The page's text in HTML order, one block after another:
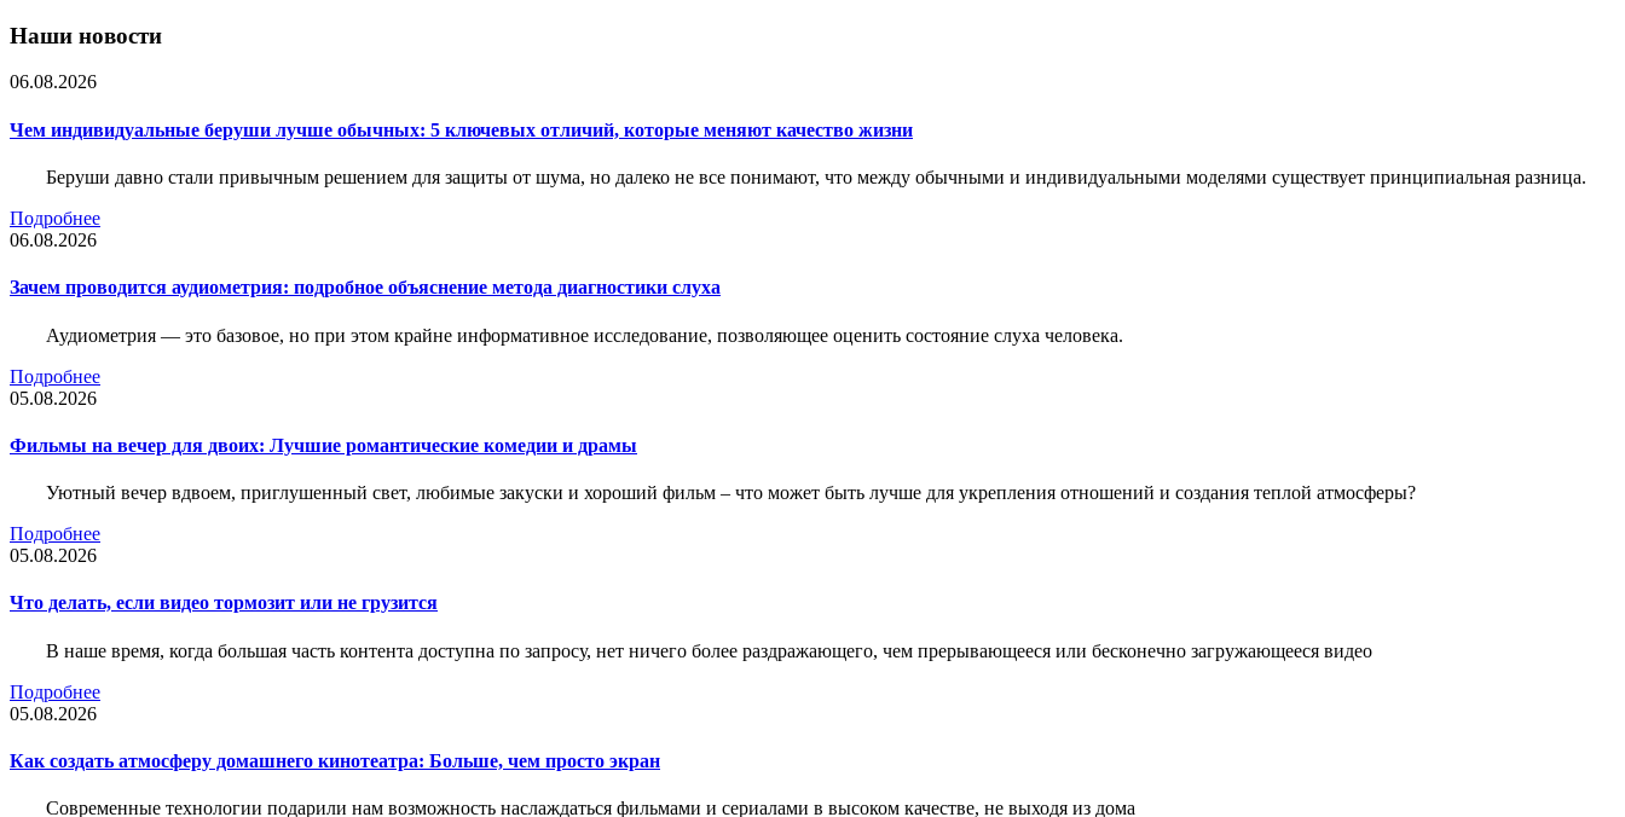
Наши новости
06.08.2026
Чем индивидуальные беруши лучше обычных: 5 ключевых отличий, которые меняют качество жизни
Беруши давно стали привычным решением для защиты от шума, но далеко не все понимают, что между обычными и индивидуальными моделями существует принципиальная разница.
Подробнее
06.08.2026
Зачем проводится аудиометрия: подробное объяснение метода диагностики слуха
Аудиометрия — это базовое, но при этом крайне информативное исследование, позволяющее оценить состояние слуха человека.
Подробнее
05.08.2026
Фильмы на вечер для двоих: Лучшие романтические комедии и драмы
Уютный вечер вдвоем, приглушенный свет, любимые закуски и хороший фильм – что может быть лучше для укрепления отношений и создания теплой атмосферы?
Подробнее
05.08.2026
Что делать, если видео тормозит или не грузится
В наше время, когда большая часть контента доступна по запросу, нет ничего более раздражающего, чем прерывающееся или бесконечно загружающееся видео
Подробнее
05.08.2026
Как создать атмосферу домашнего кинотеатра: Больше, чем просто экран
Современные технологии подарили нам возможность наслаждаться фильмами и сериалами в высоком качестве, не выходя из дома